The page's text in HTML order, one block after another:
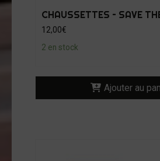
CHAUSSETTES – SAVE
12,00€
2 en stock
Ajouter au